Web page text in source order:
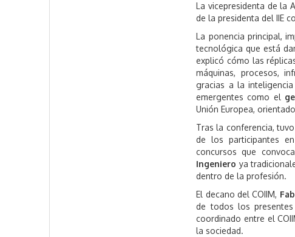
La vicepresidenta de la
de la presidenta del IIE
La ponencia principal,
tecnológica que está
explicó cómo las
máquinas, procesos,
gracias a la
emergentes como el
Unión Europea,
Tras la conferencia,
de los participantes
concursos que
Ingeniero ya
dentro de la profesión.
El decano del COIIM,
de todos los
coordinado entre el
la sociedad.